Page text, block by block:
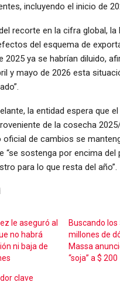
incluyendo el inicio de
recorte en la cifra global, la
del esquema de
2025 ya se habrían diluido,
y mayo de 2026 esta
la entidad espera que
de la cosecha
oficial de cambios se
“se sostenga por encima del
para lo que resta del año”.
le aseguró al
no habrá
ni baja de
Buscando los
millones de
Massa
“soja” a $ 200
clave